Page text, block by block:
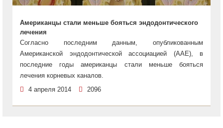
Американцы стали меньше бояться эндодонтического
лечения
Согласно последним данным, опубликованным
Американской эндодонтической ассоциацией (AAE), в
последние годы американцы стали меньше бояться
лечения корневых каналов.
4 апреля 2014
2096